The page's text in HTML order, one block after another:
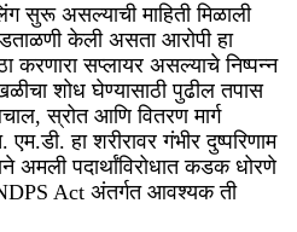
सुरू असल्याची माहिती मिळाली
केली असता आरोपी हा
करणारा सप्लायर असल्याचे निष्पन्न
शोध घेण्यासाठी पुढील तपास
स्रोत आणि वितरण मार्ग
हा शरीरावर गंभीर दुष्परिणाम
अमली पदार्थांविरोधात कडक धोरणे
Act अंतर्गत आवश्यक ती